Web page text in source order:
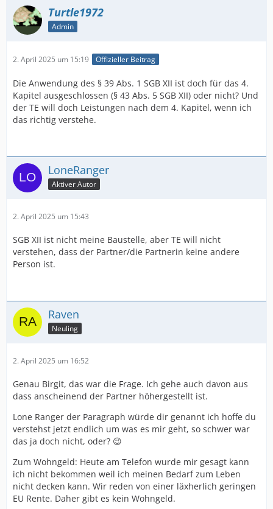
Turtle1972
Admin
2. April 2025 um 15:19 Offizieller Beitrag
Die Anwendung des § 39 Abs. 1 SGB XII ist doch für das 4.
Kapitel ausgeschlossen (§ 43 Abs. 5 SGB XII) oder nicht? Und
der TE will doch Leistungen nach dem 4. Kapitel, wenn ich
das richtig verstehe.
LoneRanger
Aktiver Autor
2. April 2025 um 15:43
SGB XII ist nicht meine Baustelle, aber TE will nicht
verstehen, dass der Partner/die Partnerin keine andere
Person ist.
Raven
Neuling
2. April 2025 um 16:52
Genau Birgit, das war die Frage. Ich gehe auch davon aus
dass anscheinend der Partner höhergestellt ist.
Lone Ranger der Paragraph würde dir genannt ich hoffe du
verstehst jetzt endlich um was es mir geht, so schwer war
das ja doch nicht, oder? 😉
Zum Wohngeld: Heute am Telefon wurde mir gesagt kann
ich nicht bekommen weil ich meinen Bedarf zum Leben
nicht decken kann. Wir reden von einer läxherlich geringen
EU Rente. Daher gibt es kein Wohngeld.